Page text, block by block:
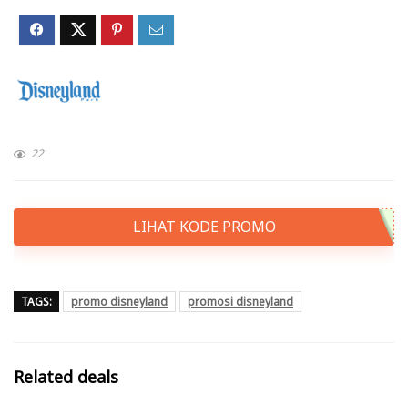
22
LIHAT KODE PROMO
TAGS: promo disneyland promosi disneyland
Related deals